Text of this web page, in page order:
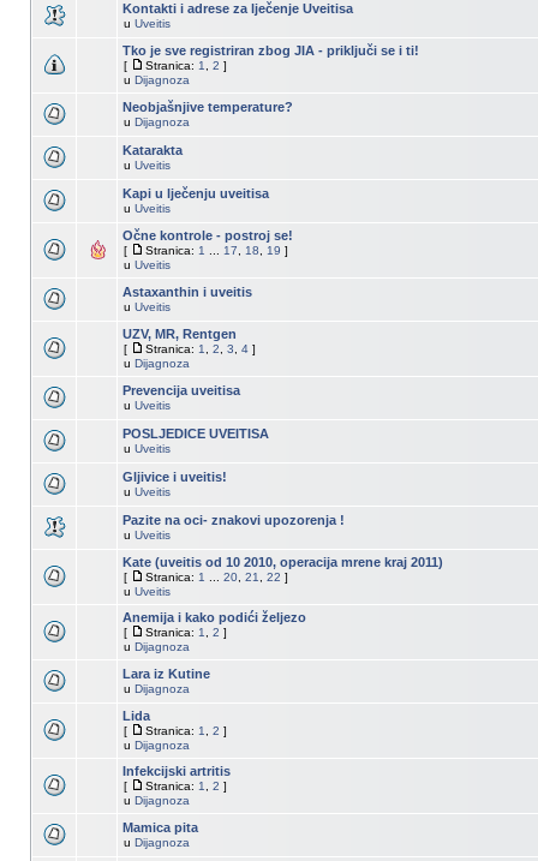
Kontakti i adrese za lječenje Uveitisa
u Uveitis
Tko je sve registriran zbog JIA - priključi se i ti!
[ Stranica: 1 2 ]
u Dijagnoza
Neobjašnjive temperature?
u Dijagnoza
Katarakta
u Uveitis
Kapi u lječenju uveitisa
u Uveitis
Očne kontrole - postroj se!
[ Stranica: 1 17 18 19 ]
u Uveitis
Astaxanthin i uveitis
u Uveitis
UZV, MR, Rentgen
[ Stranica: 1 2 3 4 ]
u Dijagnoza
Prevencija uveitisa
u Uveitis
POSLJEDICE UVEITISA
u Uveitis
Gljivice i uveitis!
u Uveitis
Pazite na oci- znakovi upozorenja !
u Uveitis
Kate (uveitis od 10 2010, operacija mrene kraj 2011)
[ Stranica: 1 20 21 22 ]
u Uveitis
Anemija i kako podići željezo
[ Stranica: 1 2 ]
u Dijagnoza
Lara iz Kutine
u Dijagnoza
Lida
[ Stranica: 1 2 ]
u Dijagnoza
Infekcijski artritis
[ Stranica: 1 2 ]
u Dijagnoza
Mamica pita
u Dijagnoza